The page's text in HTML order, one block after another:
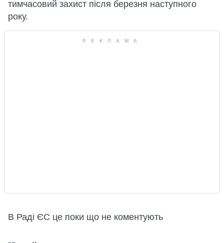
тимчасовий захист після березня наступного
року.
В Раді ЄС це поки що не коментують